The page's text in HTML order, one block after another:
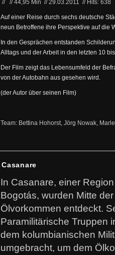
// //44,95 Min //29.03.2011 // Hits: 638
Auf einer Reise durch sechs deutsche
neun Betroffene ihre Perspektive auf die
In den Gesprächen entstanden
Alltags und der Arbeit in den letzten 10
Der Film zeigt das Lebensumfeld der
von der Autobahn aus gesehen wird.
(der Autor über seinen Film)
Team: Bettina Hohorst, Jörg Nowak,
Casanare
In Casanare, einer
Bogotás, wurden Mitte
Ölvorkommen entdeckt.
Paramilitärische Truppen
dem kolumbianischen
umgebracht, um dem